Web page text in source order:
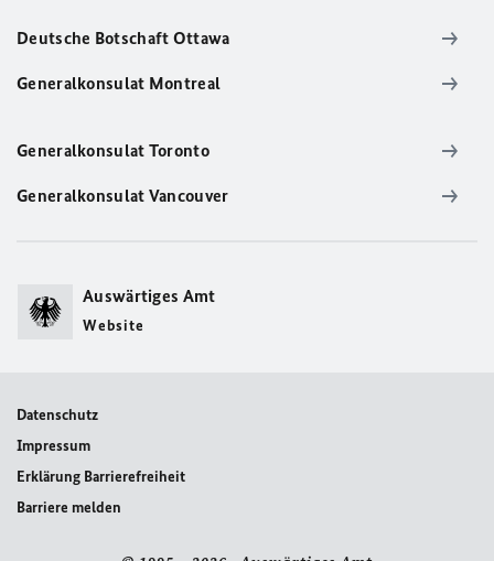
Deutsche Botschaft Ottawa
Generalkonsulat Montreal
Generalkonsulat Toronto
Generalkonsulat Vancouver
Auswärtiges Amt
Website
Datenschutz
Impressum
Erklärung Barrierefreiheit
Barriere melden